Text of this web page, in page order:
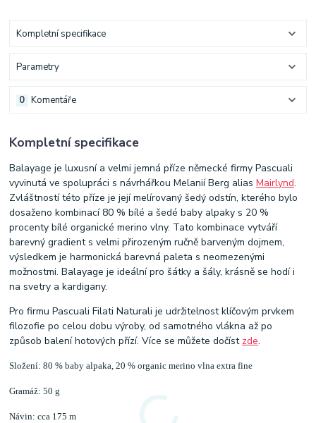
Kompletní specifikace
Parametry
Komentáře
0
Kompletní specifikace
Balayage je luxusní a velmi jemná příze německé firmy Pascuali
vyvinutá ve spolupráci s návrhářkou Melanií Berg aliasMairlynd.
Zvláštností této příze je její melírovaný šedý odstín, kterého bylo
dosaženo kombinací 80 % bílé a šedé baby alpaky s 20 %
procenty bílé organické merino vlny. Tato kombinace vytváří
barevný gradient s velmi přirozeným ručně barveným dojmem,
výsledkem je harmonická barevná paleta s neomezenými
možnostmi. Balayage je ideální pro šátky a šály, krásně se hodí i
na svetry a kardigany.
Pro firmu Pascuali Filati Naturali je udržitelnost klíčovým prvkem
filozofie po celou dobu výroby, od samotného vlákna až po
způsob balení hotových přízí. Více se můžete dočíst zde.
Složení: 80 % baby alpaka, 20 % organic merino vlna extra fine
Gramáž: 50 g
Návin: cca 175 m